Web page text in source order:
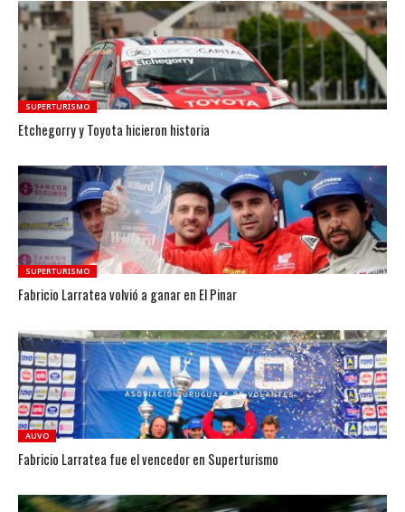
SUPERTURISMO
Etchegorry y Toyota hicieron historia
SUPERTURISMO
Fabricio Larratea volvió a ganar en El Pinar
AUVO
Fabricio Larratea fue el vencedor en Superturismo